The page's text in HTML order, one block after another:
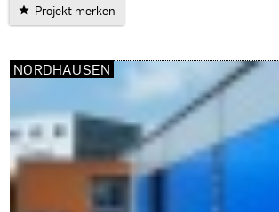
Projekt merken
NORDHAUSEN